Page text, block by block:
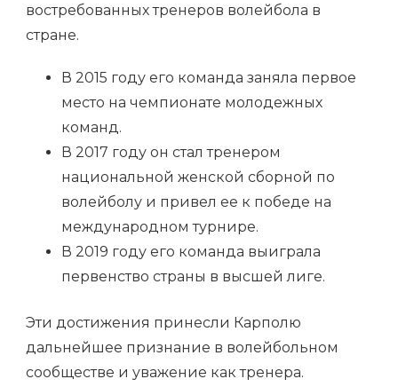
востребованных тренеров волейбола в
стране.
В 2015 году его команда заняла первое
место на чемпионате молодежных
команд.
В 2017 году он стал тренером
национальной женской сборной по
волейболу и привел ее к победе на
международном турнире.
В 2019 году его команда выиграла
первенство страны в высшей лиге.
Эти достижения принесли Карполю
дальнейшее признание в волейбольном
сообществе и уважение как тренера.